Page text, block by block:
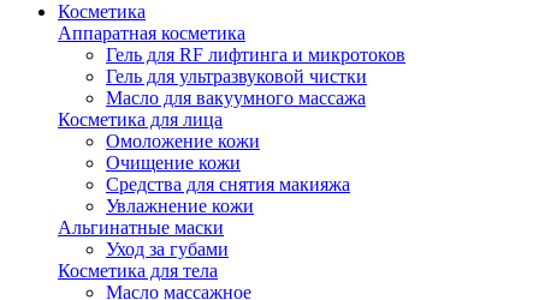
Косметика
Аппаратная косметика
Гель для RF лифтинга и микротоков
Гель для ультразвуковой чистки
Масло для вакуумного массажа
Косметика для лица
Омоложение кожи
Очищение кожи
Средства для снятия макияжа
Увлажнение кожи
Альгинатные маски
Уход за губами
Косметика для тела
Масло массажное